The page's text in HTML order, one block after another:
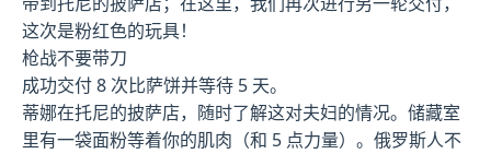
这次是粉红色的玩具！
枪战不要带刀
成功交付 8 次比萨饼并等待 5 天。
蒂娜在托尼的披萨店，随时了解这对夫妇的情况。储藏室
里有一袋面粉等着你的肌肉（和 5 点力量）。俄罗斯人不